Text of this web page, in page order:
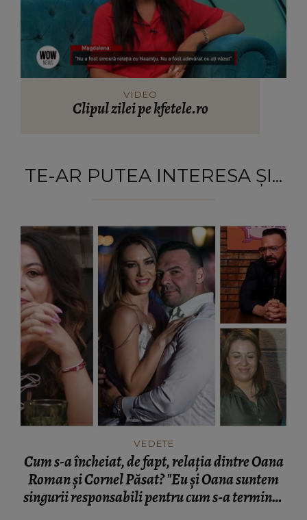
VIDEO
Clipul zilei pe kfetele.ro
TE-AR PUTEA INTERESA ȘI...
VEDETE
Cum s-a încheiat, de fapt, relația dintre Oana
Roman și Cornel Păsat? "Eu și Oana suntem
singurii responsabili pentru cum s-a terminat